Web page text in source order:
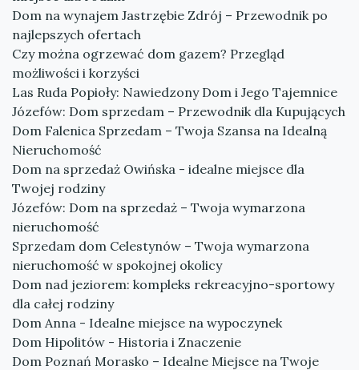
Dom na wynajem Jastrzębie Zdrój – Przewodnik po
najlepszych ofertach
Czy można ogrzewać dom gazem? Przegląd
możliwości i korzyści
Las Ruda Popioły: Nawiedzony Dom i Jego Tajemnice
Józefów: Dom sprzedam – Przewodnik dla Kupujących
Dom Falenica Sprzedam – Twoja Szansa na Idealną
Nieruchomość
Dom na sprzedaż Owińska - idealne miejsce dla
Twojej rodziny
Józefów: Dom na sprzedaż – Twoja wymarzona
nieruchomość
Sprzedam dom Celestynów – Twoja wymarzona
nieruchomość w spokojnej okolicy
Dom nad jeziorem: kompleks rekreacyjno-sportowy
dla całej rodziny
Dom Anna - Idealne miejsce na wypoczynek
Dom Hipolitów - Historia i Znaczenie
Dom Poznań Morasko – Idealne Miejsce na Twoje